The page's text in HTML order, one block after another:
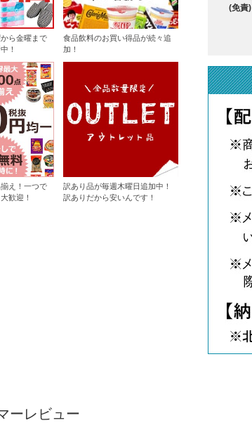
ら金曜まで
！
食品飲料のお買い得品が続々追
加！
え！一つで
歓迎！
訳あり品が毎週木曜日追加中！
訳ありだから安いんです！
(免責)
ーレビュー